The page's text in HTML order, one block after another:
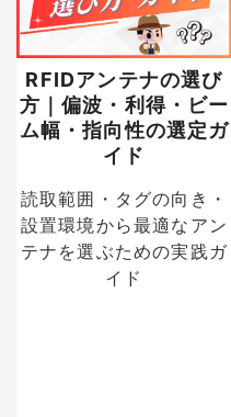
RFIDアンテナの選び
方｜偏波・利得・ビー
ム幅・指向性の選定ガ
イド
読取範囲・タグの向き・
設置環境から最適なアン
テナを選ぶための実践ガ
イド